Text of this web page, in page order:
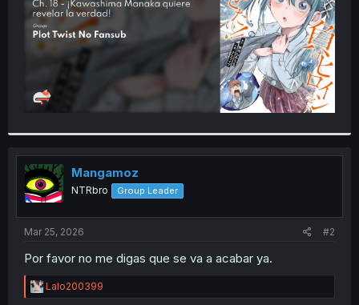
Mangamoz
NTRbro Group Leader
Mar 25, 2026 #2
Por favor no me digas que se va a acabar ya.
R
e
Lalo200399